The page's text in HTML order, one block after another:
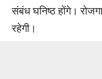
संबंध घनिष्ठ होंगे।
रहेगी।